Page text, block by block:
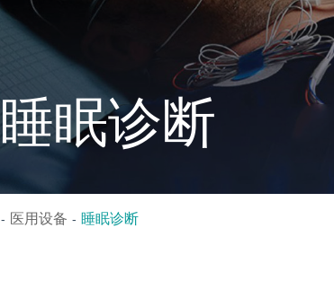
睡眠诊断
- 医用设备 - 睡眠诊断